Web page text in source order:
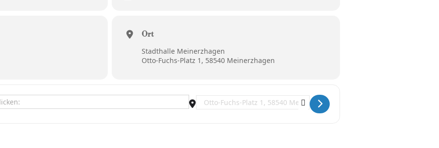
Ort
Stadthalle Meinerzhagen
Otto-Fuchs-Platz 1, 58540 Meinerzhagen
#Beethoven, dat dat dat darf! [] Destination Address - #Beethoven, dat dat dat darf! []